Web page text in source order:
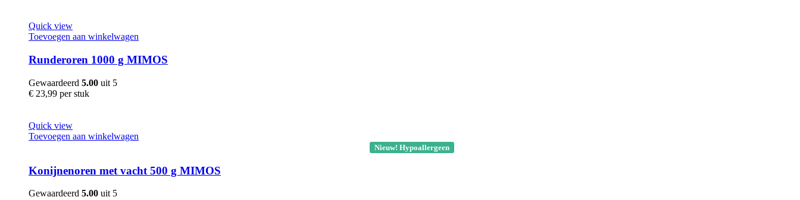
Quick view
Toevoegen aan winkelwagen
Runderoren 1000 g MIMOS
Gewaardeerd 5.00 uit 5
€ 23,99 per stuk
Quick view
Toevoegen aan winkelwagen
Nieuw! Hypoallergeen
Konijnenoren met vacht 500 g MIMOS
Gewaardeerd 5.00 uit 5